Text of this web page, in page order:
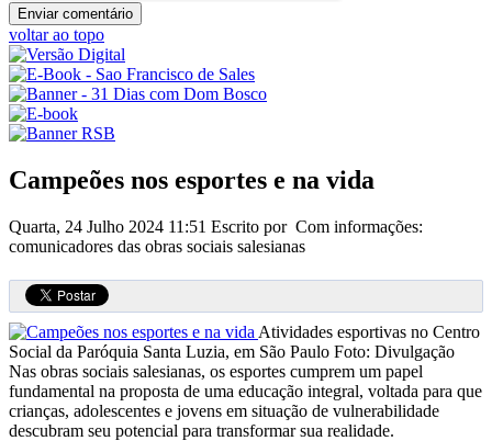
voltar ao topo
Campeões nos esportes e na vida
Quarta, 24 Julho 2024 11:51 Escrito por Com informações:
comunicadores das obras sociais salesianas
Atividades esportivas no Centro
Social da Paróquia Santa Luzia, em São Paulo Foto: Divulgação
Nas obras sociais salesianas, os esportes cumprem um papel
fundamental na proposta de uma educação integral, voltada para que
crianças, adolescentes e jovens em situação de vulnerabilidade
descubram seu potencial para transformar sua realidade.